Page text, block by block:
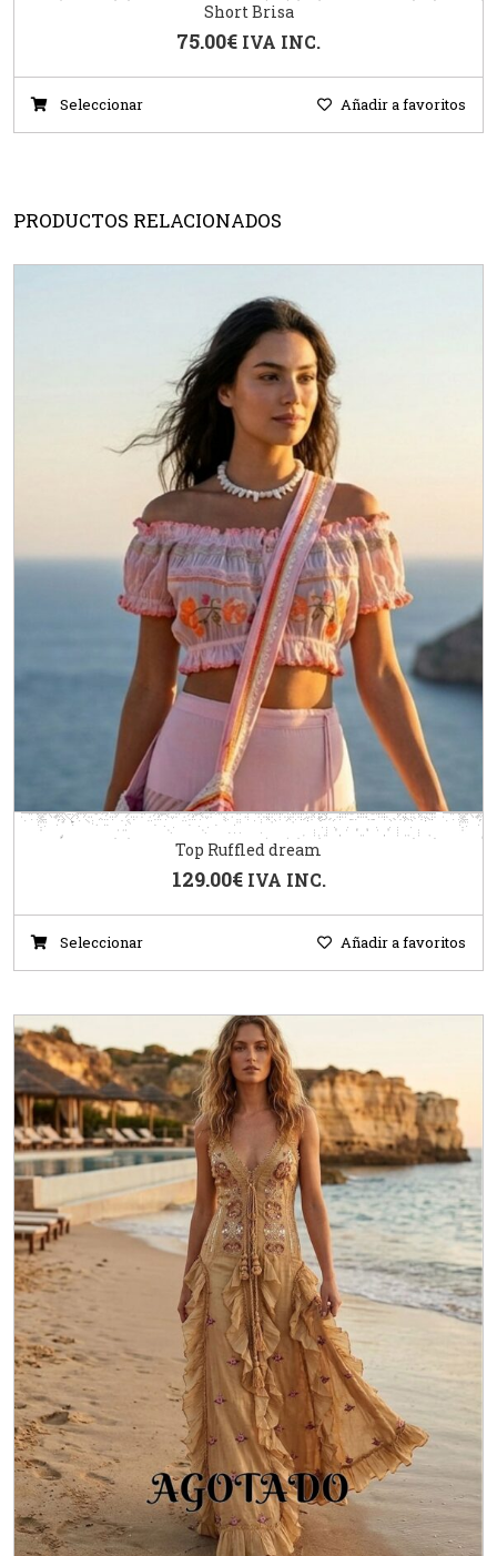
Short Brisa
75.00€ IVA INC.
Seleccionar Añadir a favoritos
PRODUCTOS RELACIONADOS
Top Ruffled dream
129.00€ IVA INC.
Seleccionar Añadir a favoritos